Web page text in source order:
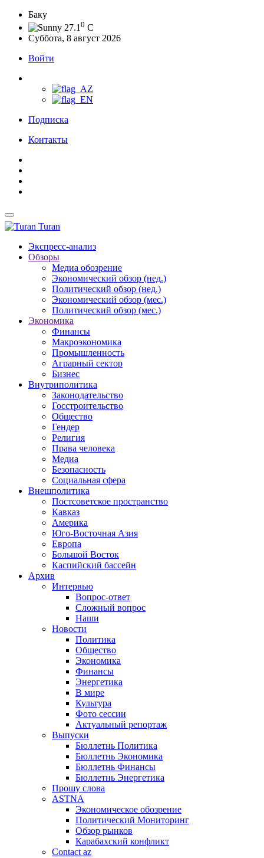
Баку
27.1 0 C
Суббота, 8 август 2026
Войти
Подписка
Контакты
Turan
Экспресс-анализ
Обзоры
Медиа обозрение
Экономический обзор (нед.)
Политический обзор (нед.)
Экономический обзор (мес.)
Политический обзор (мес.)
Экономика
Финансы
Макроэкономика
Промышленность
Аграрный сектор
Бизнес
Внутриполитика
Законодательство
Госстроительство
Общество
Гендер
Религия
Права человека
Медиа
Безопасность
Социальная сфера
Внешполитика
Постсоветское пространство
Кавказ
Америка
Юго-Восточная Азия
Европа
Большой Восток
Каспийский бассейн
Архив
Интервью
Вопрос-ответ
Сложный вопрос
Наши
Новости
Политика
Общество
Экономика
Финансы
Энергетика
В мире
Культура
Фото сессии
Актуальный репортаж
Выпуски
Бюллетнь Политика
Бюллетнь Экономика
Бюллетнь Финансы
Бюллетнь Энергетика
Прошу слова
ASTNA
Экономическое обозрение
Политический Мониторинг
Обзор рынков
Карабахский конфликт
Contact az